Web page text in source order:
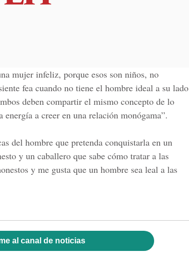
mujer infeliz, porque esos son niños, no
fea cuando no tiene el hombre ideal a su lado
deben compartir el mismo concepto de lo
a creer en una relación monógama”.
del hombre que pretenda conquistarla en un
y un caballero que sabe cómo tratar a las
y me gusta que un hombre sea leal a las
al canal de noticias